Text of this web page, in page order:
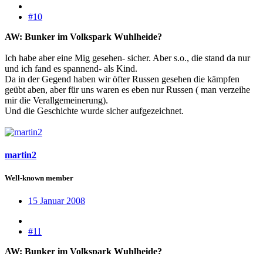
#10
AW: Bunker im Volkspark Wuhlheide?
Ich habe aber eine Mig gesehen- sicher. Aber s.o., die stand da nur
und ich fand es spannend- als Kind.
Da in der Gegend haben wir öfter Russen gesehen die kämpfen
geübt aben, aber für uns waren es eben nur Russen ( man verzeihe
mir die Verallgemeinerung).
Und die Geschichte wurde sicher aufgezeichnet.
martin2
Well-known member
15 Januar 2008
#11
AW: Bunker im Volkspark Wuhlheide?